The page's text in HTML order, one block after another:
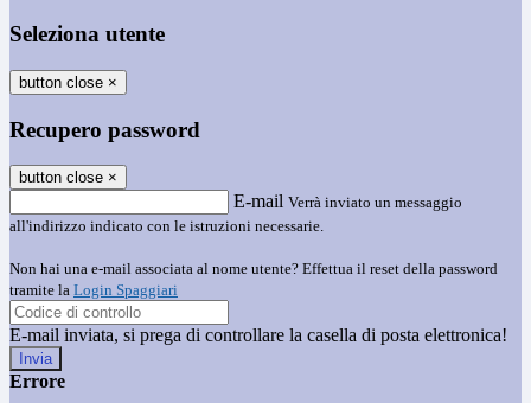
Seleziona utente
button close ×
Recupero password
button close ×
E-mail Verrà inviato un messaggio
all'indirizzo indicato con le istruzioni necessarie.
Non hai una e-mail associata al nome utente? Effettua il reset della password
tramite la Login Spaggiari
E-mail inviata, si prega di controllare la casella di posta elettronica!
Errore